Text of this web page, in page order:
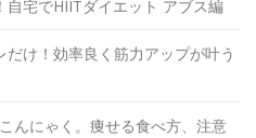
宅でHIITダイエット アブス編
だけ！効率良く筋力アップが叶う
んにゃく。痩せる食べ方、注意